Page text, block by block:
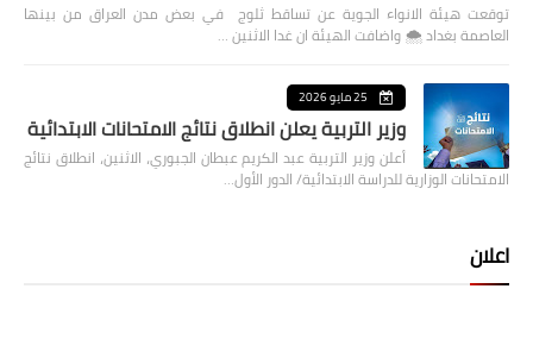
توقعت هيئة الانواء الجوية عن تساقط ثلوج في بعض مدن العراق من بينها
العاصمة بغداد ⁦🌨️⁩ واضافت الهيئة ان غدا الاثنين …
25 مايو 2026
وزير التربية يعلن انطلاق نتائج الامتحانات الابتدائية
أعلن وزير التربية عبد الكريم عبطان الجبوري، الاثنين، انطلاق نتائج
الامتحانات الوزارية للدراسة الابتدائية/ الدور الأول…
اعلان